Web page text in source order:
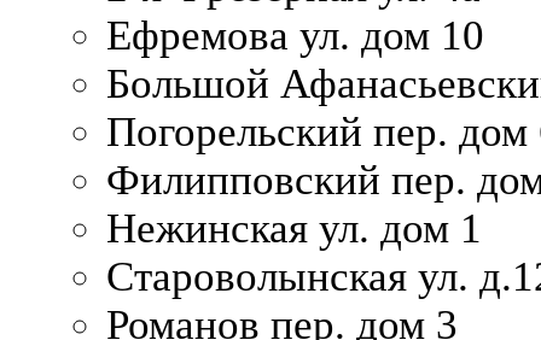
Ефремова ул. дом 10
Большой
Погорельский пер. дом
Филипповский пер.
Нежинская ул. дом 1
Староволынская ул.
Романов пер. дом 3